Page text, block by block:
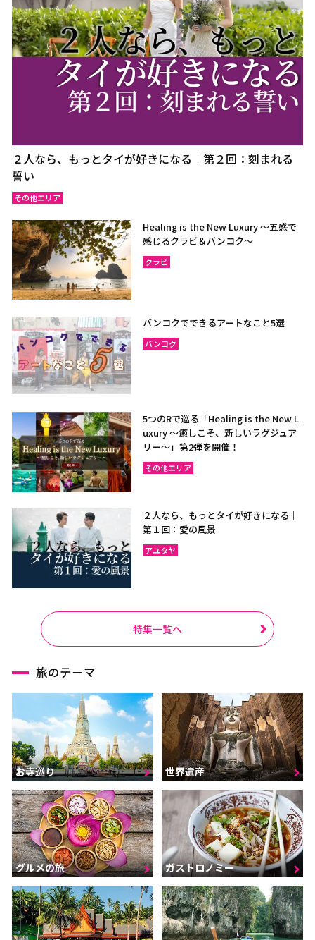
２人なら、もっとタイが好きになる｜第２回：刻まれる
誓い
その他エリア
Healing is the New Luxury ～五感で
感じるクラビ＆バンコク～
クラビ
バンコクでできるアートなこと5選
バンコク
5つのRで巡る「Healing is the New L
uxury ～癒しこそ、新しいラグジュア
リー〜」第2弾を開催！
その他エリア
２人なら、もっとタイが好きになる｜
第１回：愛の風景
アユタヤ
特集一覧へ
旅のテーマ
お寺巡り 世界遺産
グルメの旅 ガストロノミー